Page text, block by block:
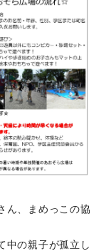
ん、まめっこの協
中の親子が孤立し